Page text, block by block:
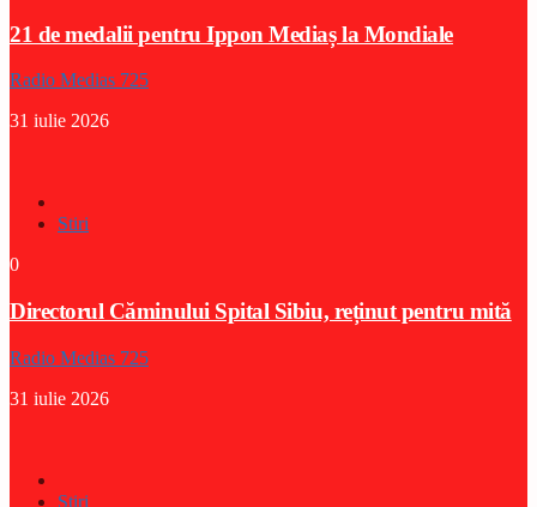
21 de medalii pentru Ippon Mediaș la Mondiale
Radio Medias 725
31 iulie 2026
Stiri
0
Directorul Căminului Spital Sibiu, reținut pentru mită
Radio Medias 725
31 iulie 2026
Stiri